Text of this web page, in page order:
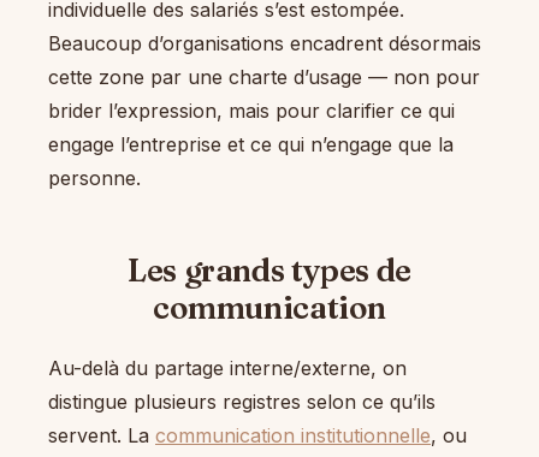
individuelle des salariés s’est estompée.
Beaucoup d’organisations encadrent désormais
cette zone par une charte d’usage — non pour
brider l’expression, mais pour clarifier ce qui
engage l’entreprise et ce qui n’engage que la
personne.
Les grands types de
communication
Au-delà du partage interne/externe, on
distingue plusieurs registres selon ce qu’ils
servent. La communication institutionnelle, ou